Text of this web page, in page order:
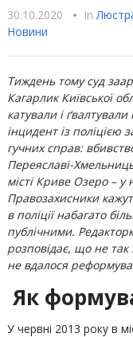
30.10.2020 • In
Новини
Тиждень тому суд
Кагарлик Київської
катували і
інцидент із поліцією
гучних справ:
Переяславі-
місті Криве Озеро – у
Правозахисники
в поліції набагато
публічними.
розповідає, що не так
не вдалося
Як
У червні 2013 року в